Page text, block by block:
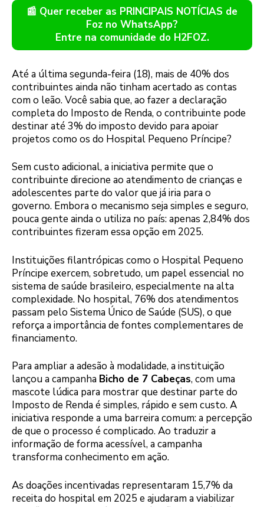
📰 Quer receber as PRINCIPAIS NOTÍCIAS de
Foz no WhatsApp?
Entre na comunidade do H2FOZ.
Até a última segunda-feira (18), mais de 40% dos
contribuintes ainda não tinham acertado as contas
com o leão. Você sabia que, ao fazer a declaração
completa do Imposto de Renda, o contribuinte pode
destinar até 3% do imposto devido para apoiar
projetos como os do Hospital Pequeno Príncipe?
Sem custo adicional, a iniciativa permite que o
contribuinte direcione ao atendimento de crianças e
adolescentes parte do valor que já iria para o
governo. Embora o mecanismo seja simples e seguro,
pouca gente ainda o utiliza no país: apenas 2,84% dos
contribuintes fizeram essa opção em 2025.
Instituições filantrópicas como o Hospital Pequeno
Príncipe exercem, sobretudo, um papel essencial no
sistema de saúde brasileiro, especialmente na alta
complexidade. No hospital, 76% dos atendimentos
passam pelo Sistema Único de Saúde (SUS), o que
reforça a importância de fontes complementares de
financiamento.
Para ampliar a adesão à modalidade, a instituição
lançou a campanha Bicho de 7 Cabeças, com uma
mascote lúdica para mostrar que destinar parte do
Imposto de Renda é simples, rápido e sem custo. A
iniciativa responde a uma barreira comum: a percepção
de que o processo é complicado. Ao traduzir a
informação de forma acessível, a campanha
transforma conhecimento em ação.
As doações incentivadas representaram 15,7% da
receita do hospital em 2025 e ajudaram a viabilizar